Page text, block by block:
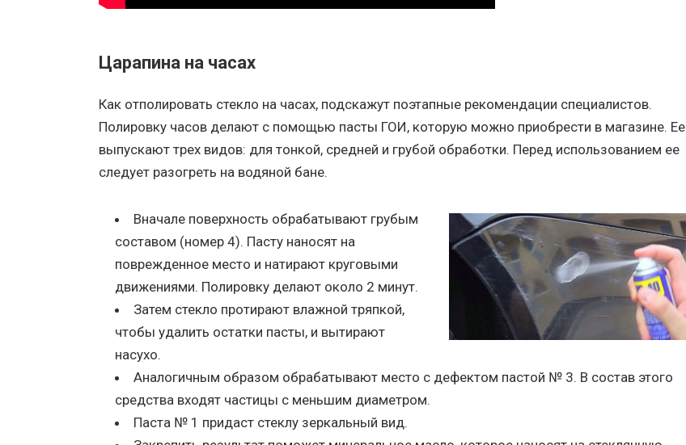
Царапина на часах
Как отполировать стекло на часах, подскажут поэтапные рекомендации специалистов.
Полировку часов делают с помощью пасты ГОИ, которую можно приобрести в магазине. Ее
выпускают трех видов: для тонкой, средней и грубой обработки. Перед использованием ее
следует разогреть на водяной бане.
Вначале поверхность обрабатывают грубым
составом (номер 4). Пасту наносят на
поврежденное место и натирают круговыми
движениями. Полировку делают около 2 минут.
Затем стекло протирают влажной тряпкой,
чтобы удалить остатки пасты, и вытирают
насухо.
Аналогичным образом обрабатывают место с дефектом пастой № 3. В состав этого
средства входят частицы с меньшим диаметром.
Паста № 1 придаст стеклу зеркальный вид.